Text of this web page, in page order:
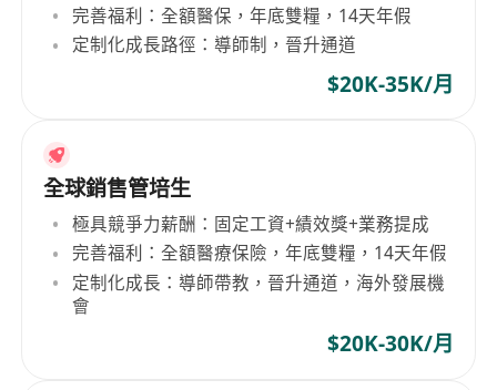
完善福利：全額醫保，年底雙糧，14天年假
定制化成長路徑：導師制，晉升通道
$20K-35K/月
全球銷售管培生
極具競爭力薪酬：固定工資+績效獎+業務提成
完善福利：全額醫療保險，年底雙糧，14天年假
定制化成長：導師帶教，晉升通道，海外發展機
會
$20K-30K/月